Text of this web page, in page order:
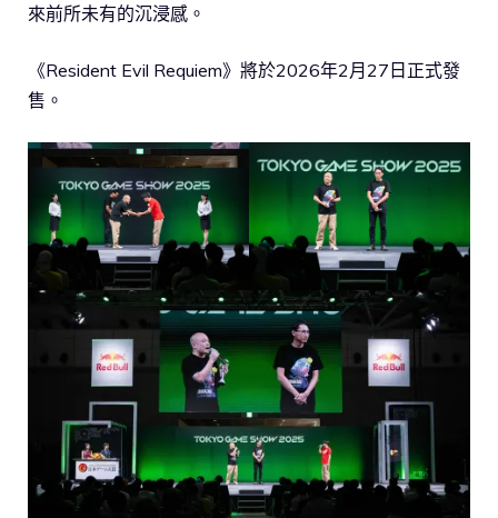
來前所未有的沉浸感。
《Resident Evil Requiem》將於2026年2月27日正式發
售。